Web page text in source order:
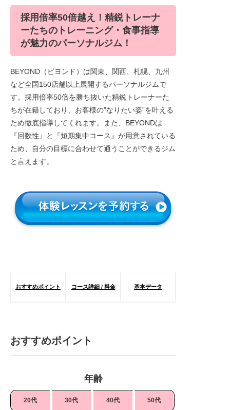
採用倍率50倍越え！精鋭トレーナ
ーたちのトレーニング・食事指導
が魅力のパーソナルジム！
BEYOND（ビヨンド）は関東、関西、札幌、九州
など全国150店舗以上展開するパーソナルジムで
す。採用倍率50倍を勝ち抜いた精鋭トレーナーた
ちが在籍しており、お客様の”なりたい姿”を叶える
ため徹底指導してくれます。また、BEYONDは
『回数性』と『短期集中コース』が用意されている
ため、自分の目標に合わせて通うことができるジム
と言えます。
おすすめポイント コース詳細 / 料金 基本データ
おすすめポイント
年齢
20代 30代 40代 50代